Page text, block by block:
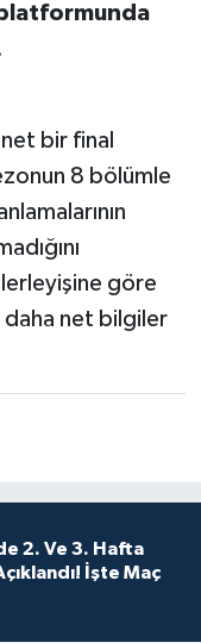
bir final
8 bölümle
göre
net bilgiler
2. Ve 3. Hafta
İşte Maç